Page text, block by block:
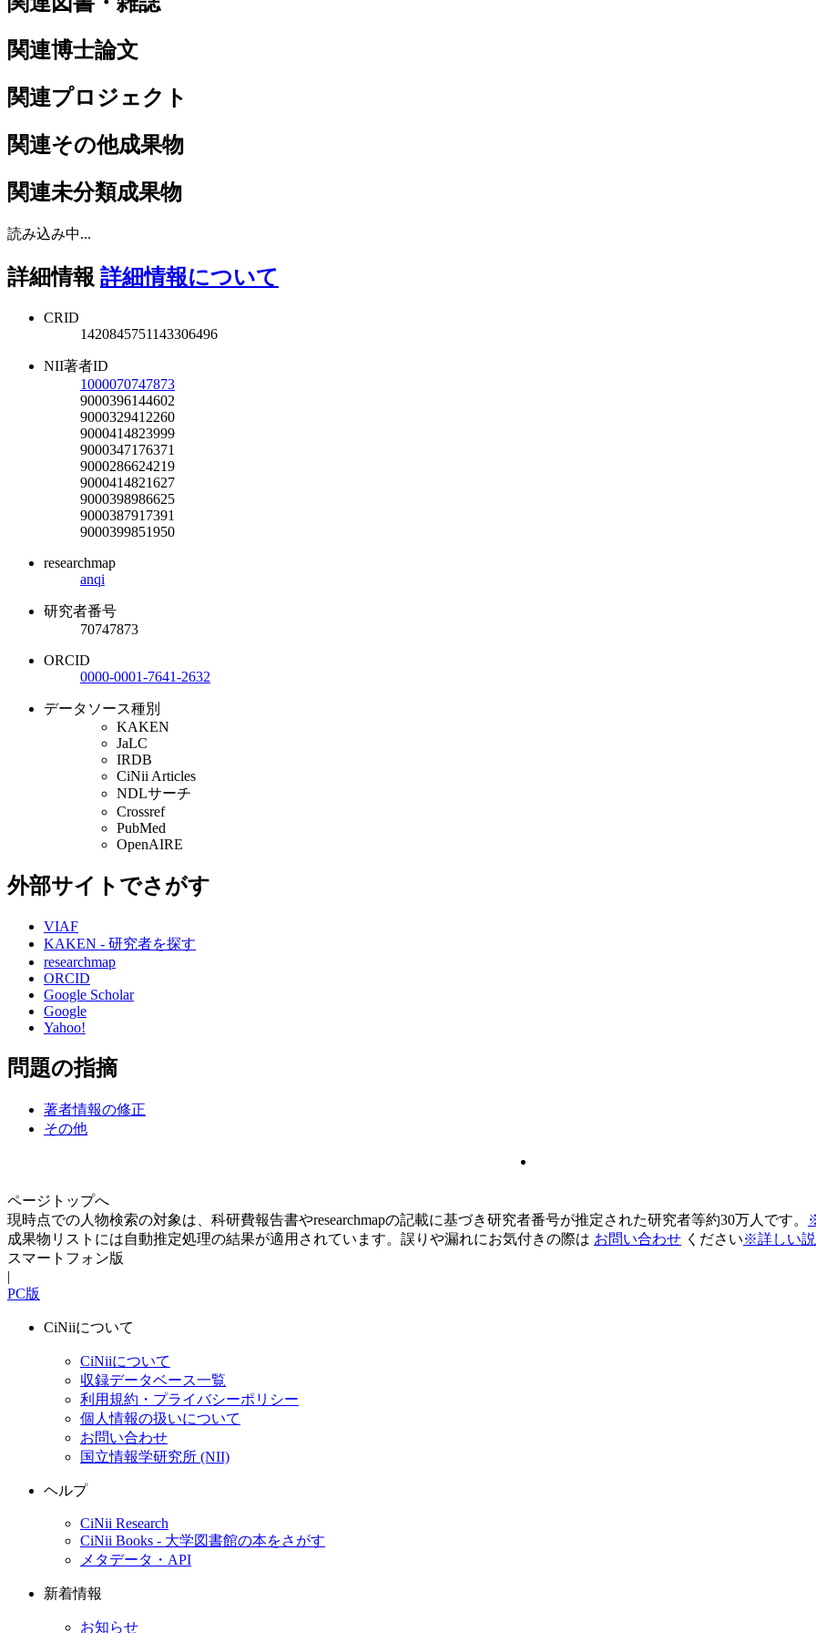
関連博士論文
関連プロジェクト
関連その他成果物
関連未分類成果物
読み込み中...
詳細情報 詳細情報について
CRID
1420845751143306496
NII著者ID
1000070747873
9000396144602
9000329412260
9000414823999
9000347176371
9000286624219
9000414821627
9000398986625
9000387917391
9000399851950
researchmap
anqi
研究者番号
70747873
ORCID
0000-0001-7641-2632
データソース種別
KAKEN
JaLC
IRDB
CiNii Articles
NDLサーチ
Crossref
PubMed
OpenAIRE
外部サイトでさがす
VIAF
KAKEN - 研究者を探す
researchmap
ORCID
Google Scholar
Google
Yahoo!
問題の指摘
著者情報の修正
その他
ページトップへ
現時点での人物検索の対象は、科研費報告書やresearchmapの記載に基づき研究者番号が推定された研究者等約30万人です。
成果物リストには自動推定処理の結果が適用されています。誤りや漏れにお気付きの際は お問い合わせ ください※詳しい
スマートフォン版
|
PC版
CiNiiについて
CiNiiについて
収録データベース一覧
利用規約・プライバシーポリシー
個人情報の扱いについて
お問い合わせ
国立情報学研究所 (NII)
ヘルプ
CiNii Research
CiNii Books - 大学図書館の本をさがす
メタデータ・API
新着情報
お知らせ